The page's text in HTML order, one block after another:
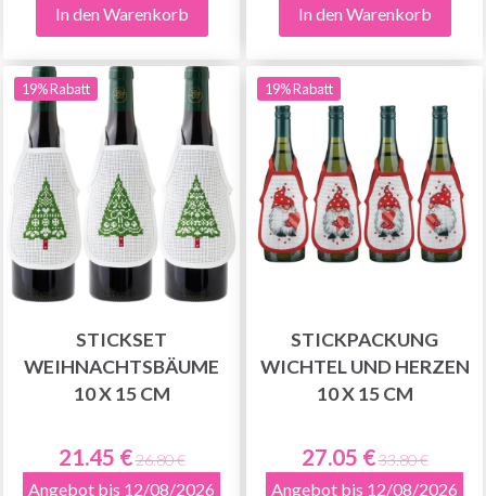
In den Warenkorb In den Warenkorb
19% Rabatt
STICKSET
WEIHNACHTSBÄUME
10 X 15 CM
21.45 €26.80 €
Angebot bis 12/08/2026
19% Rabatt
STICKPACKUNG
WICHTEL UND HERZEN
10 X 15 CM
27.05 €33.80 €
Angebot bis 12/08/2026